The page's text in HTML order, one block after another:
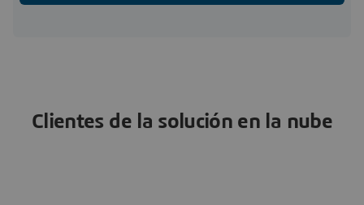
Clientes de la solución en la nube